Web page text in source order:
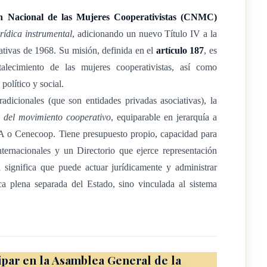
e incidir en el desarrollo económico, político y social de las
capacitación e incorporación activa de las mujeres, en las
Nacional de las Mujeres Cooperativistas (CNMC)
instrumental, adicionando un nuevo Título IV a la
de 1968. Su misión, definida en el artículo 187, es
de las mujeres cooperativistas, así como
político y social.
(que son entidades privadas asociativas), la
del movimiento cooperativo, equiparable en jerarquía a
o Cenecoop. Tiene presupuesto propio, capacidad para
y un Directorio que ejerce representación
significa que puede actuar jurídicamente y administrar
plena separada del Estado, sino vinculada al sistema
en la Asamblea General de la